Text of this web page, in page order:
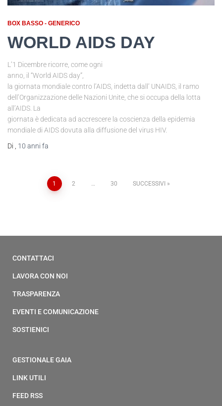
BOX BASSO - GENERICO
WORLD AIDS DAY
L’1 Dicembre ricorre, come ogni
anno, il “World AIDS day”,
la giornata mondiale contro l’AIDS, indetta dall’ UNAIDS, il ramo
dell’Organizzazione delle Nazioni Unite, che si occupa della lotta
all’AIDS. La
giornata è dedicata ad accrescere la coscienza della epidemia
mondiale di AIDS dovuta alla diffusione del virus HIV.
Di , 10 anni fa
1 2 … 30 SUCCESSIVI
CONTATTACI
LAVORA CON NOI
TRASPARENZA
EVENTI E COMUNICAZIONE
SOSTIENICI
GESTIONALE GAIA
LINK UTILI
FEED RSS